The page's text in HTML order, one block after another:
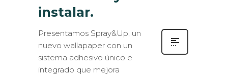
instalar.
Presentamos Spray&Up, un
nuevo wallapaper con un
sistema adhesivo único e
integrado que mejora